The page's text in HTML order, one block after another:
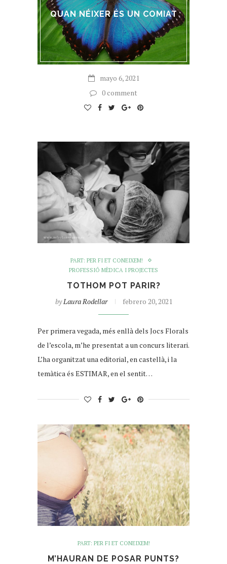
QUAN NÉIXER ÉS UN COMIAT
mayo 6, 2021
0 comment
PART: PER FI ET CONEIXEM!
PROFESSIÓ MÈDICA I PROJECTES
TOTHOM POT PARIR?
byLaura Rodellar febrero 20, 2021
Per primera vegada, més enllà dels Jocs Florals
de l’escola, m’he presentat a un concurs literari.
L’ha organitzat una editorial, en castellà, i la
temàtica és ESTIMAR, en el sentit…
PART: PER FI ET CONEIXEM!
M’HAURAN DE POSAR PUNTS?